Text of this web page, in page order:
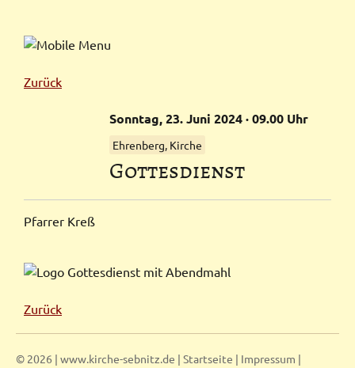
Zurück
Sonntag,23.Juni 2024· 09.00 Uhr
Ehrenberg, Kirche
Gottesdienst
Pfarrer Kreß
Zurück
© 2026 | www.kirche-sebnitz.de | Startseite | Impressum |